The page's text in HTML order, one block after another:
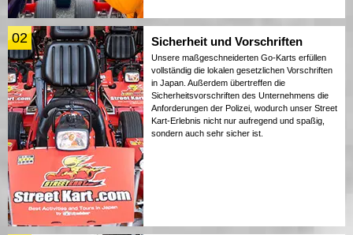
02 Sicherheit und Vorschriften
Unsere maßgeschneiderten Go-Karts erfüllen
vollständig die lokalen gesetzlichen Vorschriften
in Japan. Außerdem übertreffen die
Sicherheitsvorschriften des Unternehmens die
Anforderungen der Polizei, wodurch unser Street
Kart-Erlebnis nicht nur aufregend und spaßig,
sondern auch sehr sicher ist.